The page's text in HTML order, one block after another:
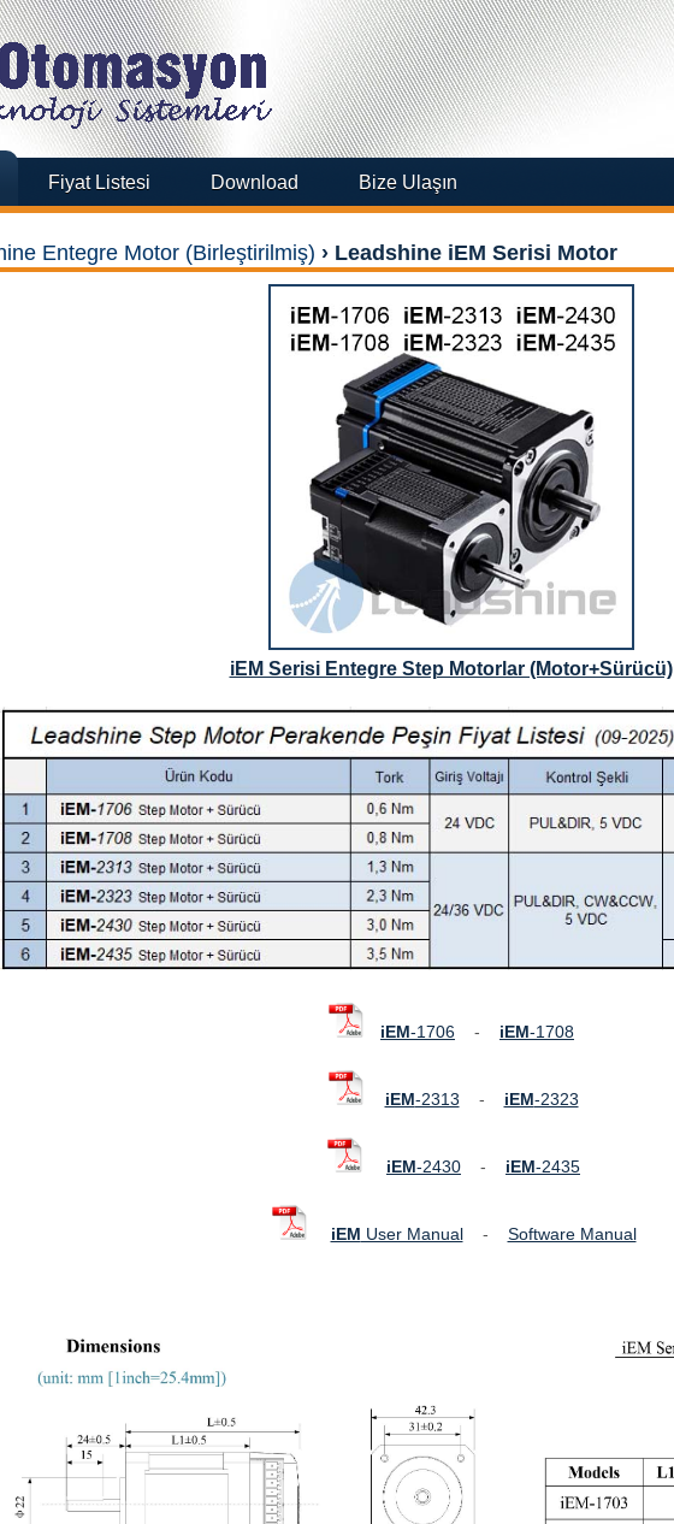
Fiyat Listesi Download Bize Ulaşın
Entegre Motor (Birleştirilmiş) › Leadshine iEM Serisi Motor
iEM Serisi Entegre Step Motorlar (Motor+Sürücü)
iEM-1706 - iEM-1708
iEM-2313 - iEM-2323
iEM-2430 - iEM-2435
iEM User Manual- Software Manual